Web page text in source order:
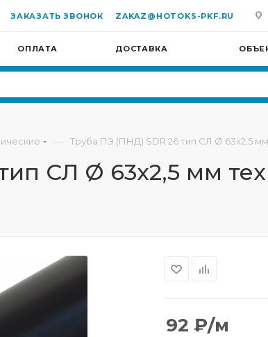
ЗАКАЗАТЬ ЗВОНОК ZAKAZ@HOTOKS-PKF.RU
ОПЛАТА ДОСТАВКА
— Труба ПЭ (ПНД) SDR 26 тип СЛ Ø 63х2,5
СЛ Ø 63х2,5 мм
92 ₽/м